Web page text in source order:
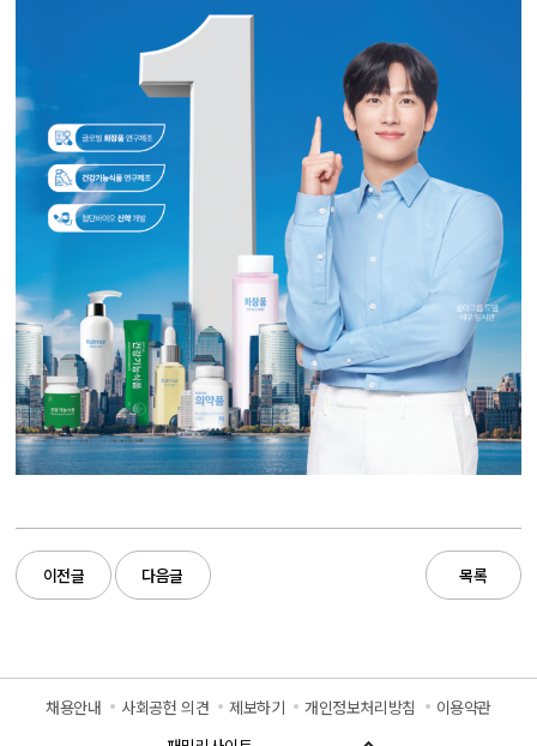
이전글 다음글 목록
채용안내 사회공헌 의견 제보하기 개인정보처리방침 이용약관